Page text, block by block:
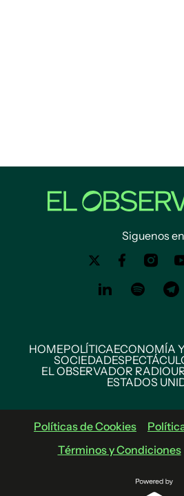
Siguenos
HOMEPOLÍTICAECONOMÍA
SOCIEDAD
EL OBSERVADOR RADIO
ESTADOS
Políticas de Cookies
Términos y Condiciones